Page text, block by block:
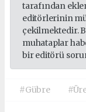
tarafından
editörlerinin
çekilmektedir.
muhataplar
bir editörü
#Gübre